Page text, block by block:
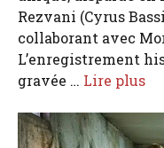
Rezvani (Cyrus
collaborant avec
L’enregistrement
gravée … Lire plus